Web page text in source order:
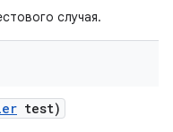
случая.
test)